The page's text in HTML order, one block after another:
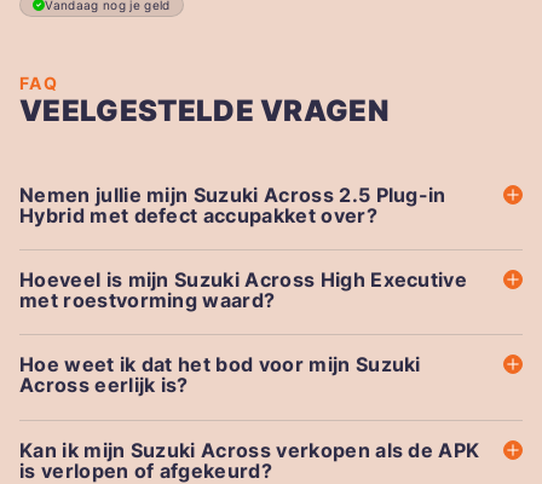
Vandaag nog je geld
FAQ
VEELGESTELDE VRAGEN
Nemen jullie mijn Suzuki Across 2.5 Plug-in
Hybrid met defect accupakket over?
Hoeveel is mijn Suzuki Across High Executive
met roestvorming waard?
Hoe weet ik dat het bod voor mijn Suzuki
Across eerlijk is?
Kan ik mijn Suzuki Across verkopen als de APK
is verlopen of afgekeurd?